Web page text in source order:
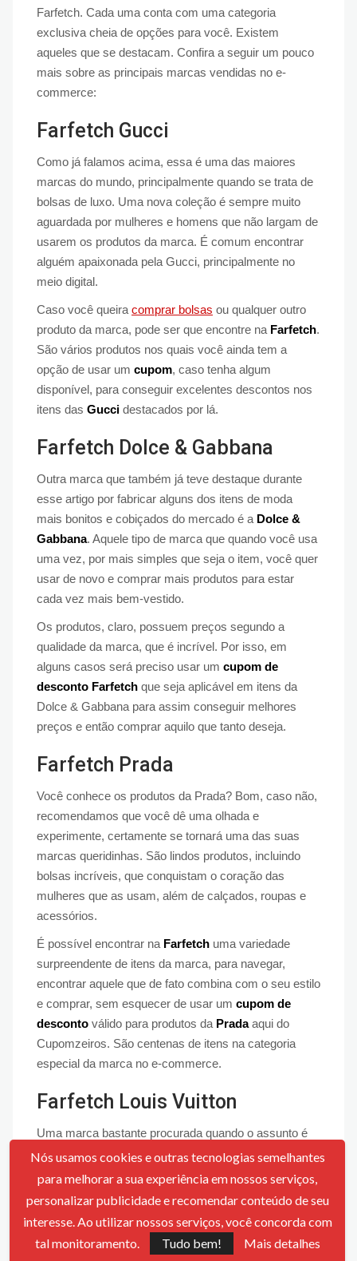
Farfetch. Cada uma conta com uma categoria
exclusiva cheia de opções para você. Existem
aqueles que se destacam. Confira a seguir um pouco
mais sobre as principais marcas vendidas no e-
commerce:
Farfetch Gucci
Como já falamos acima, essa é uma das maiores
marcas do mundo, principalmente quando se trata de
bolsas de luxo. Uma nova coleção é sempre muito
aguardada por mulheres e homens que não largam de
usarem os produtos da marca. É comum encontrar
alguém apaixonada pela Gucci, principalmente no
meio digital.
Caso você queira comprar bolsas ou qualquer outro
produto da marca, pode ser que encontre na Farfetch.
São vários produtos nos quais você ainda tem a
opção de usar um cupom, caso tenha algum
disponível, para conseguir excelentes descontos nos
itens das Gucci destacados por lá.
Farfetch Dolce & Gabbana
Outra marca que também já teve destaque durante
esse artigo por fabricar alguns dos itens de moda
mais bonitos e cobiçados do mercado é a Dolce &
Gabbana. Aquele tipo de marca que quando você usa
uma vez, por mais simples que seja o item, você quer
usar de novo e comprar mais produtos para estar
cada vez mais bem-vestido.
Os produtos, claro, possuem preços segundo a
qualidade da marca, que é incrível. Por isso, em
alguns casos será preciso usar um cupom de
desconto Farfetch que seja aplicável em itens da
Dolce & Gabbana para assim conseguir melhores
preços e então comprar aquilo que tanto deseja.
Farfetch Prada
Você conhece os produtos da Prada? Bom, caso não,
recomendamos que você dê uma olhada e
experimente, certamente se tornará uma das suas
marcas queridinhas. São lindos produtos, incluindo
bolsas incríveis, que conquistam o coração das
mulheres que as usam, além de calçados, roupas e
acessórios.
É possível encontrar na Farfetch uma variedade
surpreendente de itens da marca, para navegar,
encontrar aquele que de fato combina com o seu estilo
e comprar, sem esquecer de usar um cupom de
desconto válido para produtos da Pradaaqui do
Cupomzeiros. São centenas de itens na categoria
especial da marca no e-commerce.
Farfetch Louis Vuitton
Uma marca bastante procurada quando o assunto é
moda de luxo é a Louis Vuitton. Com maior foco na
venda de bolsas que completam um look e o dá um
fabricados por uma das maiores e mais cobiçadas
marcas do mundo.
Nós usamos cookies e outras tecnologias semelhantes
para melhorar a sua experiência em nossos serviços,
personalizar publicidade e recomendar conteúdo de seu
interesse. Ao utilizar nossos serviços, você concorda com
tal monitoramento.
Tudo bem! Mais detalhes